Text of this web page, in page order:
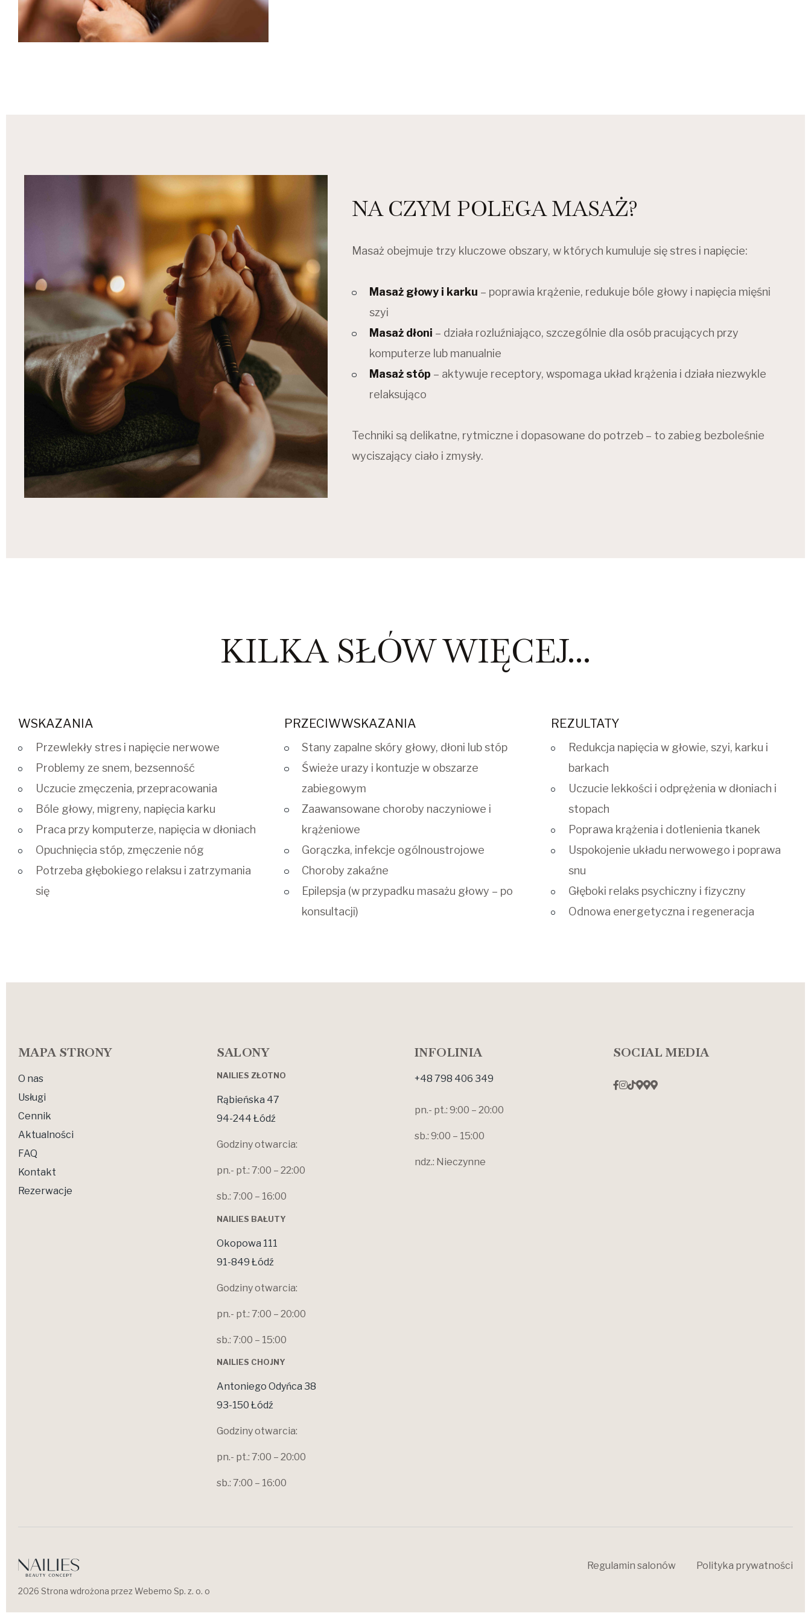
NA CZYM POLEGA MASAŻ?
Masaż obejmuje trzy kluczowe obszary, w których kumuluje się stres i napięcie:
Masaż głowy i karku – poprawia krążenie, redukuje bóle głowy i napięcia mięśni
szyi
Masaż dłoni – działa rozluźniająco, szczególnie dla osób pracujących przy
komputerze lub manualnie
Masaż stóp – aktywuje receptory, wspomaga układ krążenia i działa niezwykle
relaksująco
Techniki są delikatne, rytmiczne i dopasowane do potrzeb – to zabieg bezboleśnie
wyciszający ciało i zmysły.
KILKA SŁÓW WIĘCEJ...
WSKAZANIA
Przewlekły stres i napięcie nerwowe
Problemy ze snem, bezsenność
Uczucie zmęczenia, przepracowania
Bóle głowy, migreny, napięcia karku
Praca przy komputerze, napięcia w dłoniach
Opuchnięcia stóp, zmęczenie nóg
Potrzeba głębokiego relaksu i zatrzymania
się
PRZECIWWSKAZANIA
Stany zapalne skóry głowy, dłoni lub stóp
Świeże urazy i kontuzje w obszarze
zabiegowym
Zaawansowane choroby naczyniowe i
krążeniowe
Gorączka, infekcje ogólnoustrojowe
Choroby zakaźne
Epilepsja (w przypadku masażu głowy – po
konsultacji)
REZULTATY
Redukcja napięcia w głowie, szyi, karku i
barkach
Uczucie lekkości i odprężenia w dłoniach i
stopach
Poprawa krążenia i dotlenienia tkanek
Uspokojenie układu nerwowego i poprawa
snu
Głęboki relaks psychiczny i fizyczny
Odnowa energetyczna i regeneracja
MAPA STRONY
O nas
Usługi
Cennik
Aktualności
FAQ
Kontakt
Rezerwacje
SALONY
NAILIES ZŁOTNO
Rąbieńska 47
94-244 Łódź
Godziny otwarcia:
pn.- pt.: 7:00 – 22:00
sb.: 7:00 – 16:00
NAILIES BAŁUTY
Okopowa 111
91-849 Łódź
Godziny otwarcia:
pn.- pt.: 7:00 – 20:00
sb.: 7:00 – 15:00
NAILIES CHOJNY
Antoniego Odyńca 38
93-150 Łódź
Godziny otwarcia:
pn.- pt.: 7:00 – 20:00
sb.: 7:00 – 16:00
INFOLINIA
+48 798 406 349
pn.- pt.: 9:00 – 20:00
sb.: 9:00 – 15:00
ndz.: Nieczynne
SOCIAL MEDIA
2026 Strona wdrożona przez Webemo Sp. z. o. o
Regulamin salonów Polityka prywatności